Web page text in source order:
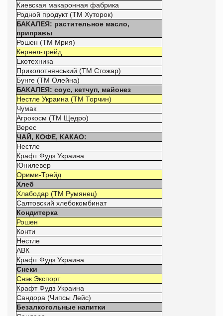
Киевская макаронная фабрика
Родной продукт (ТМ Хуторок)
БАКАЛЕЯ: растительное масло,
приправы
Рошен (ТМ Мрия)
Кернел-трейд
Екотехника
Приколотнянський (ТМ Стожар)
Бунге (ТМ Олейна)
БАКАЛЕЯ: соус, кетчуп, майонез
Нестле Украина (ТМ Торчин)
Чумак
Агрокосм (ТМ Щедро)
Верес
ЧАЙ, КОФЕ, КАКАО:
Нестле
Крафт Фудз Украина
Юнилевер
Орими-Трейд
Хлеб
Хлабодар (ТМ Румянец)
Салтовский хлебокомбинат
Кондитерка
Рошен
Конти
Нестле
АВК
Крафт Фудз Украина
Снеки
Снэк Экспорт
Крафт Фудз Украина
Сандора (Чипсы Лейс)
Безалкогольные напитки